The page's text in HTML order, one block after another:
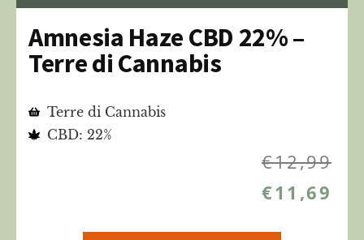
Amnesia Haze CBD 22% –
Terre di Cannabis
Terre di Cannabis
CBD: 22%
€12,99
€11,69